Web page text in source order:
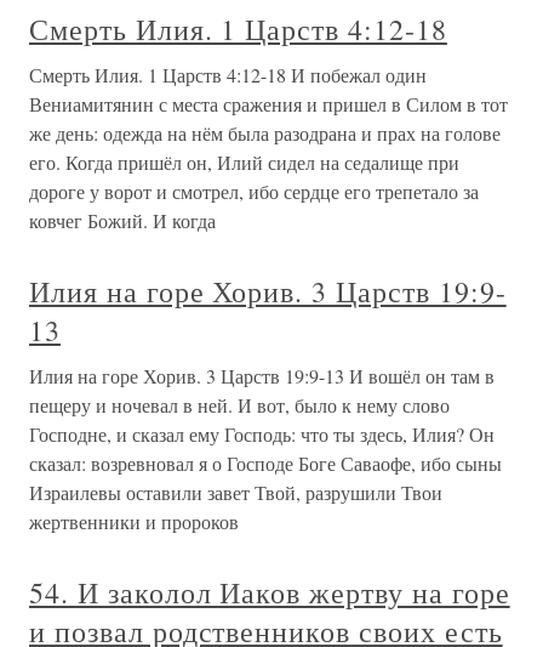
Смерть Илия. 1 Царств 4:12-18
Смерть Илия. 1 Царств 4:12-18 И побежал один
Вениамитянин с места сражения и пришел в Силом в тот
же день: одежда на нём была разодрана и прах на голове
его. Когда пришёл он, Илий сидел на седалище при
дороге у ворот и смотрел, ибо сердце его трепетало за
ковчег Божий. И когда
Илия на горе Хорив. 3 Царств 19:9-
13
Илия на горе Хорив. 3 Царств 19:9-13 И вошёл он там в
пещеру и ночевал в ней. И вот, было к нему слово
Господне, и сказал ему Господь: что ты здесь, Илия? Он
сказал: возревновал я о Господе Боге Саваофе, ибо сыны
Израилевы оставили завет Твой, разрушили Твои
жертвенники и пророков
54. И заколол Иаков жертву на горе
и позвал родственников своих есть